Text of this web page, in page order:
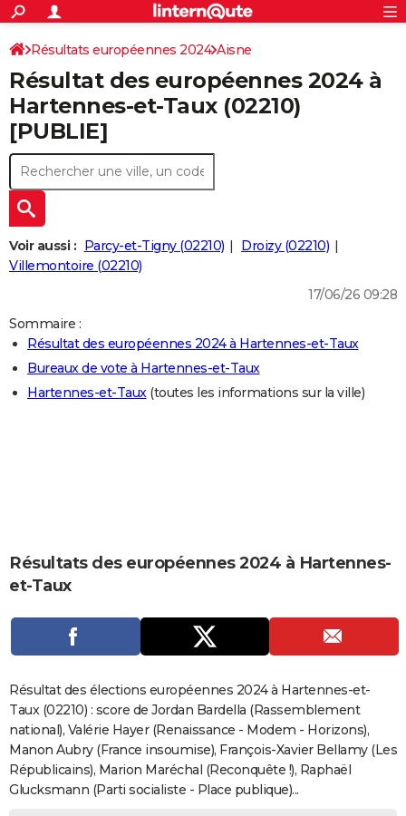
ACTUALITÉS
Politique
Société
Faits Divers
Education
Monde
Villes
+
SPORT
Coupe du monde 2026
Football
Tennis
Cyclisme
Rugby
Forum
Programme TV
TNT
Streaming
Cinéma
Sorties cinéma
Musique
+FINANCE
Retraite
Impôts
Epargne
Immobilier
Risques naturels par ville
Banque
Assurance
CréditAUTO
Essais
Réserver un essai
Citadines
Berlines
SUV
Forum auto
+HIGH-TECH
Mobiles
Meilleur smartphone
Internet
Ordinateurs
Jeux vidéo
Guide high-tech
+
BRICOLAGE
Forum
Aménagement intérieur
Extérieur
Cuisine
Salle de bains
Jardinage
Rangement
+
LIFESTYLE
Art de vivre
Bien-être
Loisirs
Mode
Modes de vie
SANTE
Alimentation
Guide de la santé
Maladies
Médicaments
Sommeil
VOYAGE
Carte de Noël
Carte Bonne année
Carte Saint-Valentin
Carte Pâques
Carte d'anniversaire
COPAINS D'AVANT
AVIS DE DÉCÈS
FORUM
Bricolage
Lifestyle
Culture
Sport
Auto
Television
Voyage
Cinema
S'inscrire
Connexion
Résultats européennes 2024 Aisne
Résultat des européennes 2024 à
Hartennes-et-Taux (02210)
[PUBLIE]
Voir aussi : Parcy-et-Tigny (02210)
Droizy (02210)
Villemontoire (02210)
17/06/26 09:28
Sommaire :
Résultat des européennes 2024 à Hartennes-et-Taux
Bureaux de vote à Hartennes-et-Taux
Hartennes-et-Taux(toutes les informations sur la ville)
Résultats des européennes 2024 à Hartennes-
et-Taux
Résultat des élections européennes 2024 à Hartennes-et-
Taux (02210) : score de Jordan Bardella (Rassemblement
national), Valérie Hayer (Renaissance - Modem - Horizons),
Manon Aubry (France insoumise), François-Xavier Bellamy (Les
Républicains), Marion Maréchal (Reconquête !), Raphaël
Glucksmann (Parti socialiste - Place publique)...